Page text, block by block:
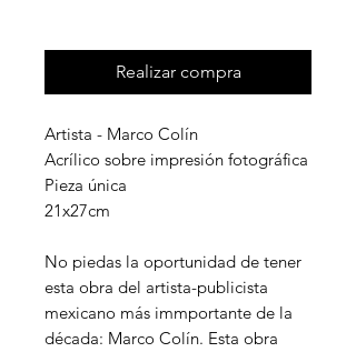
Realizar compra
Artista - Marco Colín
Acrílico sobre impresión fotográfica
Pieza única
21x27cm
No piedas la oportunidad de tener
esta obra del artista-publicista
mexicano más immportante de la
década: Marco Colín. Esta obra